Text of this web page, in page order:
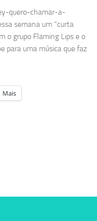
quero-chamar-a-
semana um “curta
o grupo Flaming Lips e o
para uma música que faz
Mais